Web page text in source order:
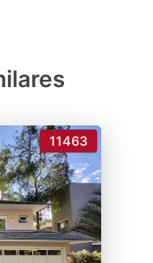
11463